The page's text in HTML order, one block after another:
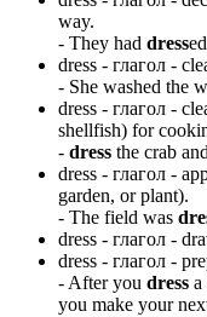
way.
- They had dress
dress - глагол -
- She washed the
dress - глагол -
shellfish) for
- dress the crab
dress - глагол -
garden, or plant).
- The field was
dress - глагол -
dress - глагол -
- After you dress a
you make your